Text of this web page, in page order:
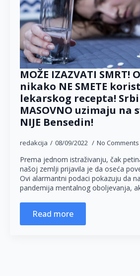
MOŽE IZAZVATI SMRT!
nikako NE SMETE
lekarskog recepta!
MASOVNO uzimaju na
NIJE Bensedin!
redakcija 08/09/2022 No Comments
Prema jednom istraživanju, čak
našoj zemlji prijavila je da oseća
Ovi alarmantni podaci pokazuju da
pandemija mentalnog oboljevanja,
Read more